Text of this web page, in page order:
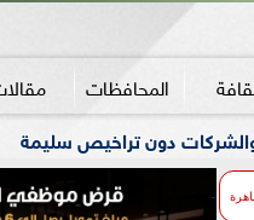
المحافظات
”شبراخيت وبدر” ضمن أفضل 10 وحدات محلية على سليمة